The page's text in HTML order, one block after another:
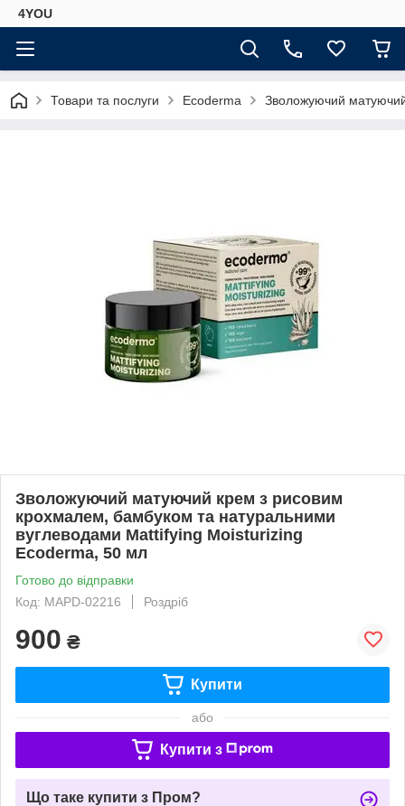
4YOU
Товари та послуги Ecoderma Зволожуючий
Зволожуючий матуючий крем з рисовим
крохмалем, бамбуком та натуральними
вуглеводами Mattifying Moisturizing
Ecoderma, 50 мл
Готово до відправки
Код: MAPD-02216
Роздріб
900 ₴
Купити
або
Купити з
Що таке купити з Пром?